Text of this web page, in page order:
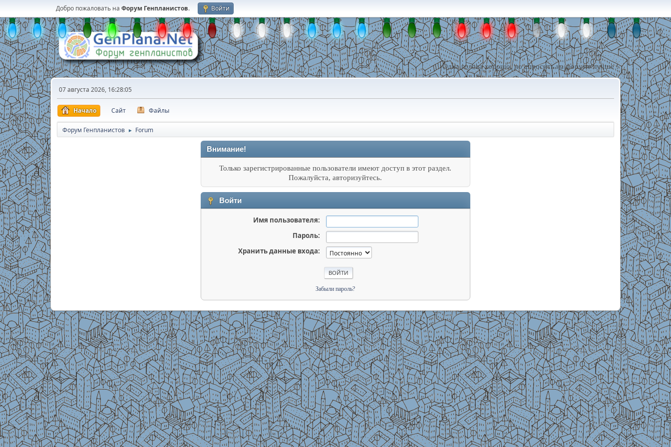
Добро пожаловать на Форум Генпланистов. Войти
Одна голова хорошо, но спросить на форуме лучше !
07 августа 2026, 16:28:05
Начало Сайт Файлы
Форум Генпланистов ► Forum
Внимание!
Только зарегистрированные пользователи имеют доступ в этот раздел.
Пожалуйста, авторизуйтесь.
Войти
Имя пользователя:
Пароль:
Хранить данные входа:
Забыли пароль?